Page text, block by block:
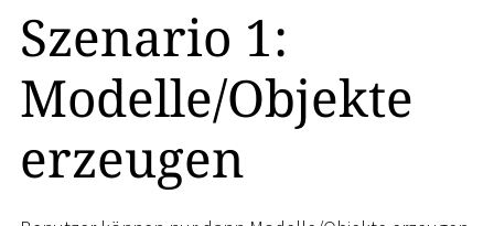
Szenario 1:
Modelle/Objekte
erzeugen